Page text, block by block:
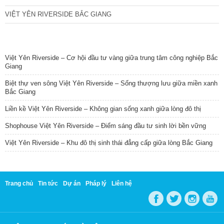
VIỆT YÊN RIVERSIDE BẮC GIANG
Việt Yên Riverside – Cơ hội đầu tư vàng giữa trung tâm công nghiệp Bắc
Giang
Biệt thự ven sông Việt Yên Riverside – Sống thượng lưu giữa miền xanh
Bắc Giang
Liền kề Việt Yên Riverside – Không gian sống xanh giữa lòng đô thị
Shophouse Việt Yên Riverside – Điểm sáng đầu tư sinh lời bền vững
Việt Yên Riverside – Khu đô thị sinh thái đẳng cấp giữa lòng Bắc Giang
Trang chủ Tin tức Dự án Pháp lý Liên hệ